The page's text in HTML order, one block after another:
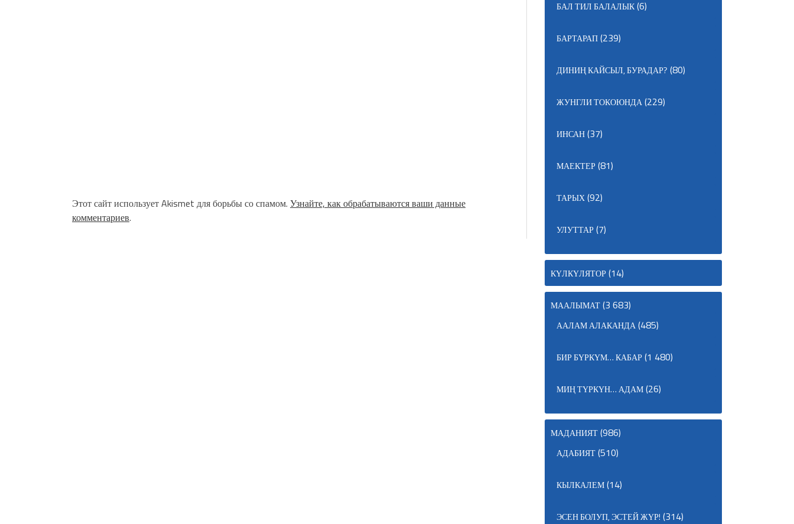
Этот сайт использует Akismet для борьбы со спамом. Узнайте, как обрабатываются ваши данные
комментариев.
БАЛ ТИЛ БАЛАЛЫК(6)
БАРТАРАП(239)
ДИНИҢ КАЙСЫЛ, БУРАДАР? (80)
ЖУНГЛИ ТОКОЮНДА(229)
ИНСАН(37)
МАЕКТЕР(81)
ТАРЫХ(92)
УЛУТТАР(7)
КҮЛКҮЛЯТОР(14)
МААЛЫМАТ(3 683)
ААЛАМ АЛАКАНДА(485)
БИР БҮРКҮМ… КАБАР(1 480)
МИҢ ТҮРКҮН… АДАМ(26)
МАДАНИЯТ(986)
АДАБИЯТ(510)
КЫЛКАЛЕМ(14)
ЭСЕН БОЛУП, ЭСТЕЙ ЖҮР! (314)